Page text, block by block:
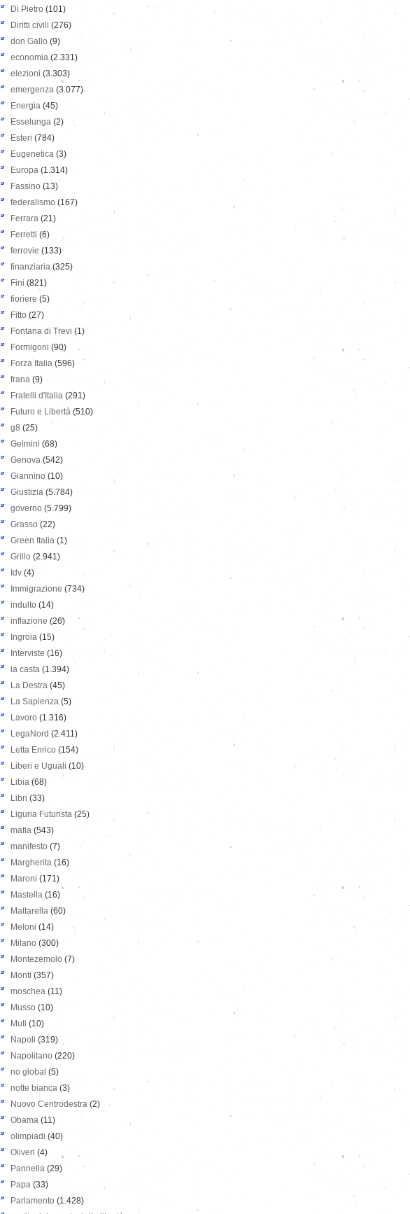
Di Pietro (101)
Diritti civili (276)
don Gallo (9)
economia (2.331)
elezioni (3.303)
emergenza (3.077)
Energia (45)
Esselunga (2)
Esteri (784)
Eugenetica (3)
Europa (1.314)
Fassino (13)
federalismo (167)
Ferrara (21)
Ferretti (6)
ferrovie (133)
finanziaria (325)
Fini (821)
fioriere (5)
Fitto (27)
Fontana di Trevi (1)
Formigoni (90)
Forza Italia (596)
frana (9)
Fratelli d'Italia (291)
Futuro e Libertà (510)
g8 (25)
Gelmini (68)
Genova (542)
Giannino (10)
Giustizia (5.784)
governo (5.799)
Grasso (22)
Green Italia (1)
Grillo (2.941)
Idv (4)
Immigrazione (734)
indulto (14)
inflazione (26)
Ingroia (15)
Interviste (16)
la casta (1.394)
La Destra (45)
La Sapienza (5)
Lavoro (1.316)
LegaNord (2.411)
Letta Enrico (154)
Liberi e Uguali (10)
Libia (68)
Libri (33)
Liguria Futurista (25)
mafia (543)
manifesto (7)
Margherita (16)
Maroni (171)
Mastella (16)
Mattarella (60)
Meloni (14)
Milano (300)
Montezemolo (7)
Monti (357)
moschea (11)
Musso (10)
Muti (10)
Napoli (319)
Napolitano (220)
no global (5)
notte bianca (3)
Nuovo Centrodestra (2)
Obama (11)
olimpiadi (40)
Oliveri (4)
Pannella (29)
Papa (33)
Parlamento (1.428)